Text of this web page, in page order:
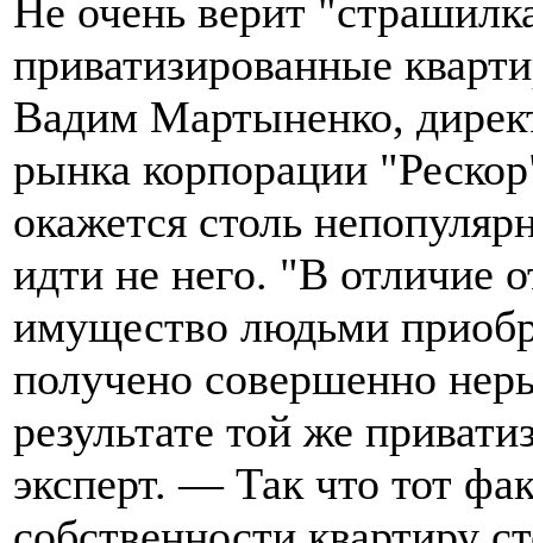
Не очень верит
приватизированные
Вадим Мартыненко,
рынка корпорации
окажется столь
идти не него. "В отличие
имущество людьми
получено совершенно
результате той же
эксперт. — Так что тот